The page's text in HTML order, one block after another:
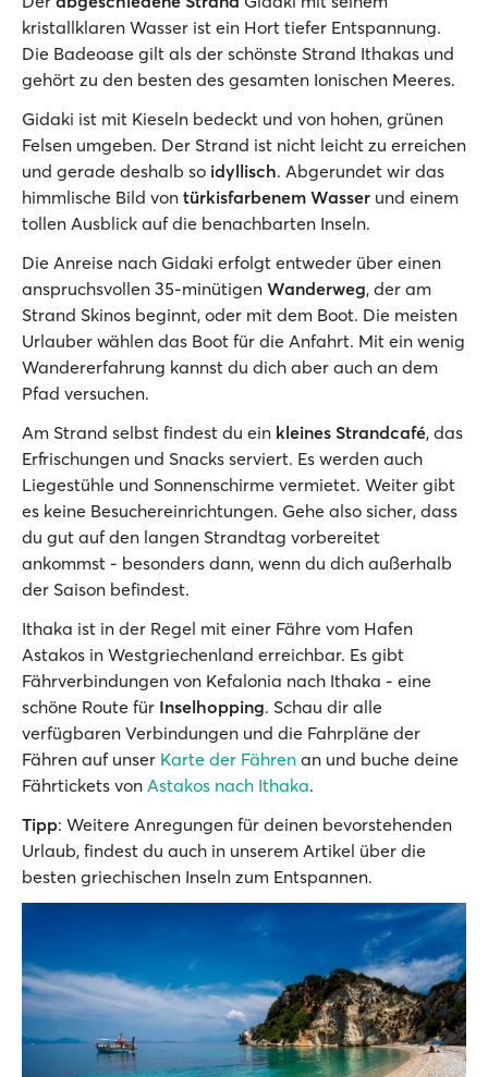
kristallklaren Wasser ist ein Hort tiefer Entspannung.
Die Badeoase gilt als der schönste Strand Ithakas und
gehört zu den besten des gesamten Ionischen Meeres.
Gidaki ist mit Kieseln bedeckt und von hohen, grünen
Felsen umgeben. Der Strand ist nicht leicht zu erreichen
und gerade deshalb so idyllisch. Abgerundet wir das
himmlische Bild von türkisfarbenem Wasser und einem
tollen Ausblick auf die benachbarten Inseln.
Die Anreise nach Gidaki erfolgt entweder über einen
anspruchsvollen 35-minütigen Wanderweg, der am
Strand Skinos beginnt, oder mit dem Boot. Die meisten
Urlauber wählen das Boot für die Anfahrt. Mit ein wenig
Wandererfahrung kannst du dich aber auch an dem
Pfad versuchen.
Am Strand selbst findest du ein kleines Strandcafé, das
Erfrischungen und Snacks serviert. Es werden auch
Liegestühle und Sonnenschirme vermietet. Weiter gibt
es keine Besuchereinrichtungen. Gehe also sicher, dass
du gut auf den langen Strandtag vorbereitet
ankommst - besonders dann, wenn du dich außerhalb
der Saison befindest.
Ithaka ist in der Regel mit einer Fähre vom Hafen
Astakos in Westgriechenland erreichbar. Es gibt
Fährverbindungen von Kefalonia nach Ithaka - eine
schöne Route für Inselhopping. Schau dir alle
verfügbaren Verbindungen und die Fahrpläne der
Fähren auf unser Karte der Fähren an und buche deine
Fährtickets von Astakos nach Ithaka.
Tipp: Weitere Anregungen für deinen bevorstehenden
Urlaub, findest du auch in unserem Artikel über die
besten griechischen Inseln zum Entspannen.